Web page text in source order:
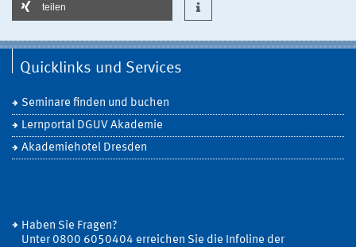
teilen
Quicklinks und Services
Seminare finden und buchen
Lernportal DGUV Akademie
Akademiehotel Dresden
Haben Sie Fragen?
Unter 0800 6050404 erreichen Sie die Infoline der